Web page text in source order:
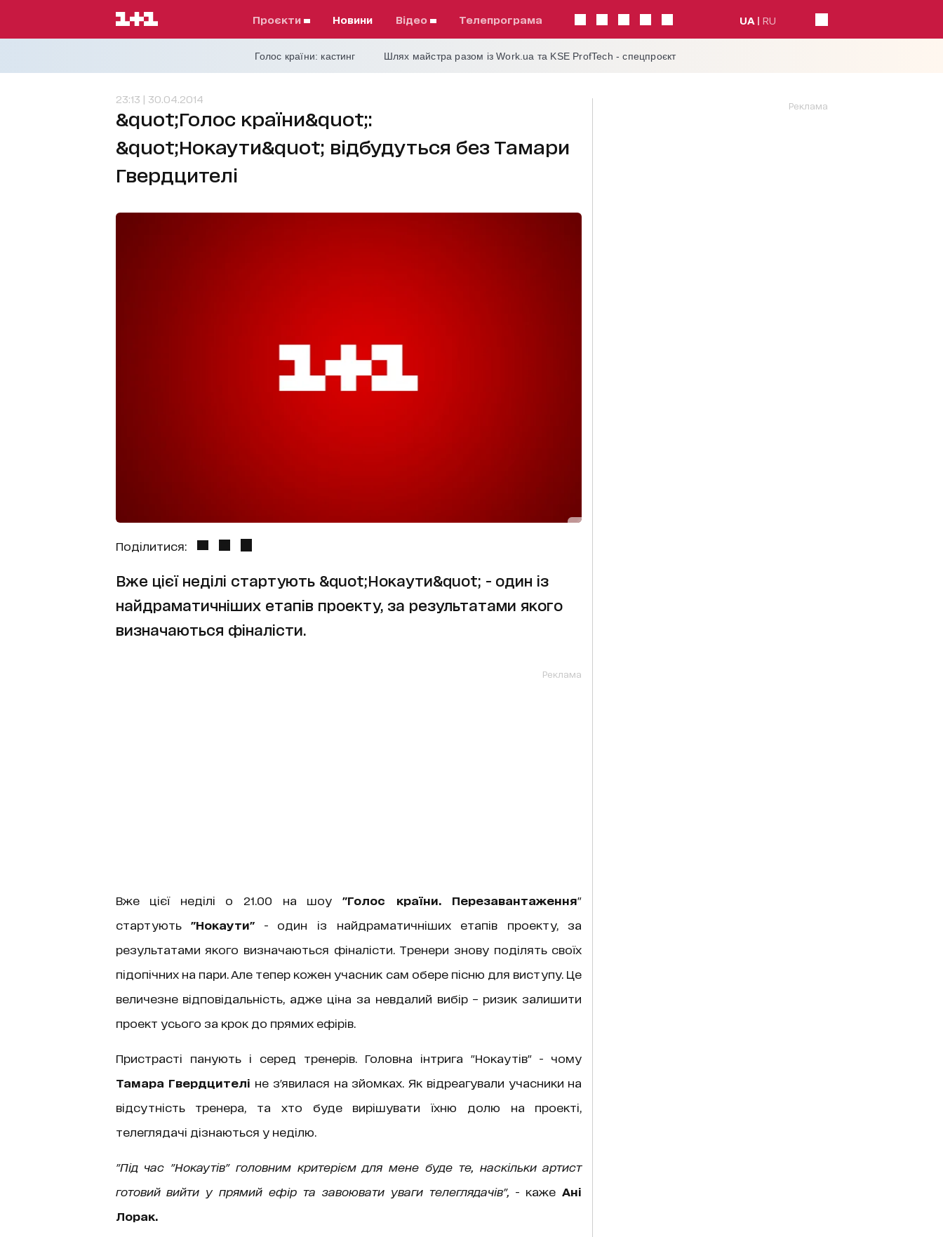
проєкти Новини відео телепрограма UA RU
Голос країни: кастинг Шлях майстра разом із Work.ua та KSE ProfTech - спецпроєкт
23:13 | 30.04.2014
&quot;Голос країни&quot;:
&quot;Нокаути&quot; відбудуться без Тамари
Гвердцителі
Поділитися:
Вже цієї неділі стартують &quot;Нокаути&quot; - один із
найдраматичніших етапів проекту, за результатами якого
визначаються фіналісти.
Реклама
Вже цієї неділі о 21.00 на шоу"Голос країни. Перезавантаження"
стартують"Нокаути" - один із найдраматичніших етапів проекту, за
результатами якого визначаються фіналісти. Тренери знову поділять своїх
підопічних на пари. Але тепер кожен учасник сам обере пісню для виступу. Це
величезне відповідальність, адже ціна за невдалий вибір – ризик залишити
проект усього за крок до прямих ефірів.
Пристрасті панують і серед тренерів. Головна інтрига "Нокаутів" - чому
Тамара Гвердцителі не з'явилася на зйомках. Як відреагували учасники на
відсутність тренера, та хто буде вирішувати їхню долю на проекті,
телеглядачі дізнаються у неділю.
"Під час "Нокаутів" головним критерієм для мене буде те, наскільки артист
готовий вийти у прямий ефір та завоювати уваги телеглядачів", - каже Ані
Лорак.
Реклама